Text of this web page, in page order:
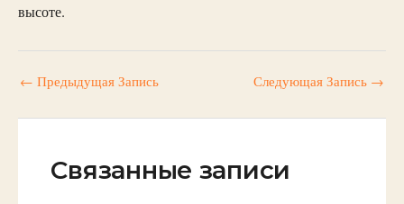
высоте.
← Предыдущая Запись Следующая Запись →
Связанные записи